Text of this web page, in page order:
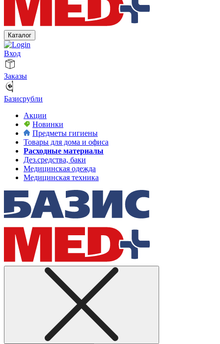
Каталог
Вход
Заказы
Базисрубли
Акции
Новинки
Предметы гигиены
Товары для дома и офиса
Расходные материалы
Дез.средства, баки
Медицинская одежда
Медицинская техника